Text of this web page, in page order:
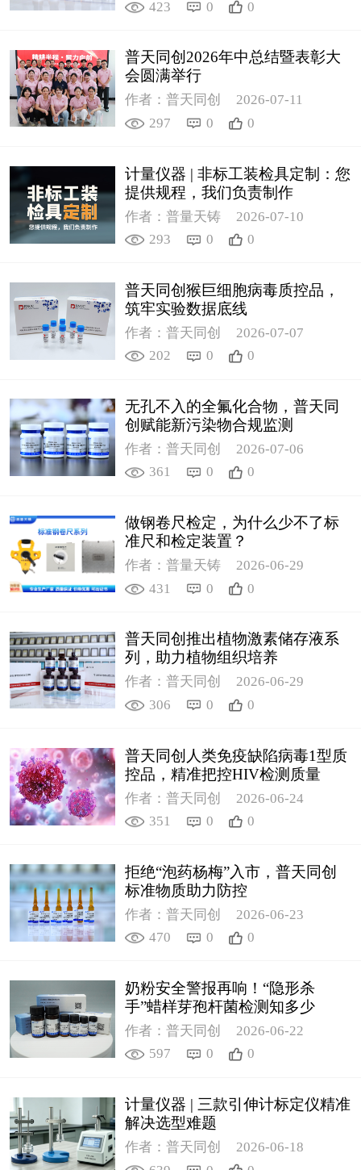
423
0 0
普天同创2026年中总结暨表彰大
会圆满举行
作者：普天同创
2026-07-11
297
0 0
计量仪器 | 非标工装检具定制：您
提供规程，我们负责制作
作者：普量天铸
2026-07-10
293
0 0
普天同创猴巨细胞病毒质控品，
筑牢实验数据底线
作者：普天同创
2026-07-07
202
0 0
无孔不入的全氟化合物，普天同
创赋能新污染物合规监测
作者：普天同创
2026-07-06
361
0 0
做钢卷尺检定，为什么少不了标
准尺和检定装置？
作者：普量天铸
2026-06-29
431
0 0
普天同创推出植物激素储存液系
列，助力植物组织培养
作者：普天同创
2026-06-29
306
0 0
普天同创人类免疫缺陷病毒1型质
控品，精准把控HIV检测质量
作者：普天同创
2026-06-24
351
0 0
拒绝“泡药杨梅”入市，普天同创
标准物质助力防控
作者：普天同创
2026-06-23
470
0 0
奶粉安全警报再响！“隐形杀
手”蜡样芽孢杆菌检测知多少
作者：普天同创
2026-06-22
597
0 0
计量仪器 | 三款引伸计标定仪精准
解决选型难题
作者：普天同创
2026-06-18